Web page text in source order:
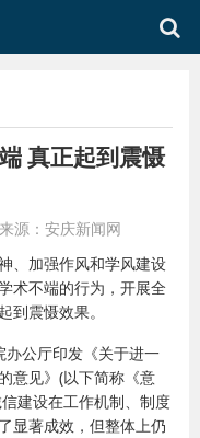
真正起到震慑
来源：安庆新闻网
、加强作风和学风建设
术不端的行为，开展全
到震慑效果。
公厅印发《关于进一
意见》(以下简称《意
建设在工作机制、制度
显著成效，但整体上仍